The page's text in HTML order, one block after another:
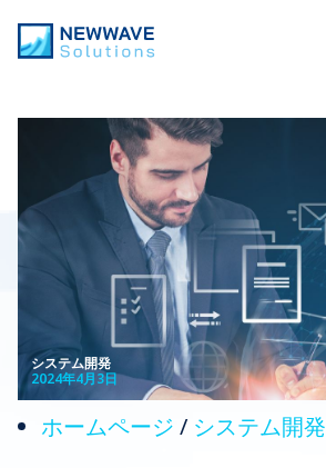
システム開発
2024年4月3日
ホームページ / システム開発